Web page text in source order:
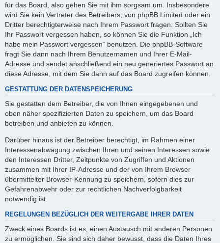
für das Board, also gehen Sie mit ihm sorgsam um. Insbesondere
wird Sie kein Vertreter des Betreibers, von phpBB Limited oder ein
Dritter berechtigterweise nach Ihrem Passwort fragen. Sollten Sie
Ihr Passwort vergessen haben, so können Sie die Funktion „Ich
habe mein Passwort vergessen“ benutzen. Die phpBB-Software
fragt Sie dann nach Ihrem Benutzernamen und Ihrer E-Mail-
Adresse und sendet anschließend ein neu generiertes Passwort an
diese Adresse, mit dem Sie dann auf das Board zugreifen können.
GESTATTUNG DER DATENSPEICHERUNG
Sie gestatten dem Betreiber, die von Ihnen eingegebenen und
oben näher spezifizierten Daten zu speichern, um das Board
betreiben und anbieten zu können.
Darüber hinaus ist der Betreiber berechtigt, im Rahmen einer
Interessenabwägung zwischen Ihren und seinen Interessen sowie
den Interessen Dritter, Zeitpunkte von Zugriffen und Aktionen
zusammen mit Ihrer IP-Adresse und der von Ihrem Browser
übermittelter Browser-Kennung zu speichern, sofern dies zur
Gefahrenabwehr oder zur rechtlichen Nachverfolgbarkeit
notwendig ist.
REGELUNGEN BEZÜGLICH DER WEITERGABE IHRER DATEN
Zweck eines Boards ist es, einen Austausch mit anderen Personen
zu ermöglichen. Sie sind sich daher bewusst, dass die Daten Ihres